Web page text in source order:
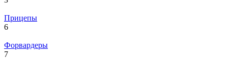
Прицепы
6
Форвардеры
7